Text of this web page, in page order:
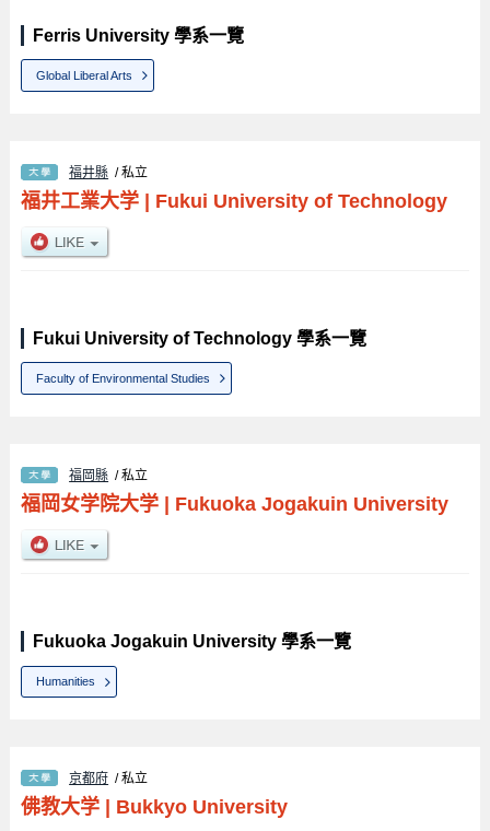
Ferris University 學系一覽
Global Liberal Arts
福井縣 / 私立
福井工業大学| Fukui University of Technology
Fukui University of Technology 學系一覽
Faculty of Environmental Studies
福岡縣 / 私立
福岡女学院大学| Fukuoka Jogakuin University
Fukuoka Jogakuin University 學系一覽
Humanities
京都府 / 私立
佛教大学| Bukkyo University